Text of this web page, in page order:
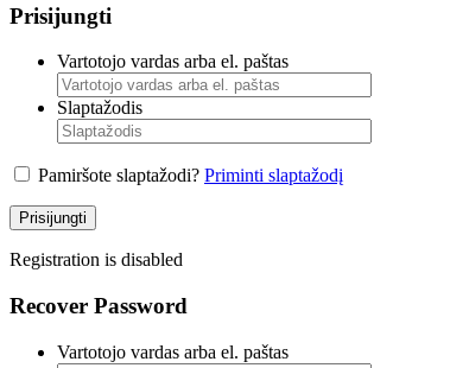
Prisijungti
Vartotojo vardas arba el. paštas
Slaptažodis
Pamiršote slaptažodi? Priminti slaptažodį
Prisijungti
Registration is disabled
Recover Password
Vartotojo vardas arba el. paštas